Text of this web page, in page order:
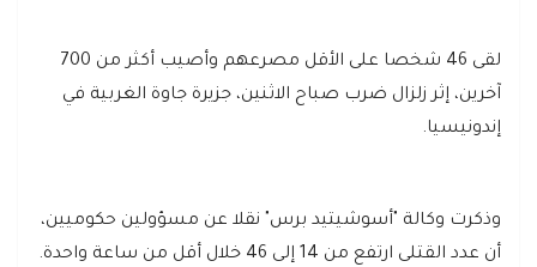
لقى 46 شخصا على الأقل مصرعهم وأصيب أكثر من 700
آخرين، إثر زلزال ضرب صباح الاثنين، جزيرة جاوة الغربية في
إندونيسيا.
وذكرت وكالة "أسوشيتيد برس" نقلا عن مسؤولين حكوميين،
أن عدد القتلى ارتفع من 14 إلى 46 خلال أقل من ساعة واحدة.